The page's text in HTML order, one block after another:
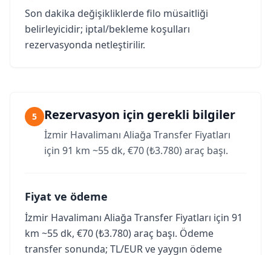
Son dakika değişikliklerde filo müsaitliği
belirleyicidir; iptal/bekleme koşulları
rezervasyonda netleştirilir.
5 Rezervasyon için gerekli bilgiler
İzmir Havalimanı Aliağa Transfer Fiyatları
için 91 km ~55 dk, €70 (₺3.780) araç başı.
Fiyat ve ödeme
İzmir Havalimanı Aliağa Transfer Fiyatları için 91
km ~55 dk, €70 (₺3.780) araç başı. Ödeme
transfer sonunda; TL/EUR ve yaygın ödeme